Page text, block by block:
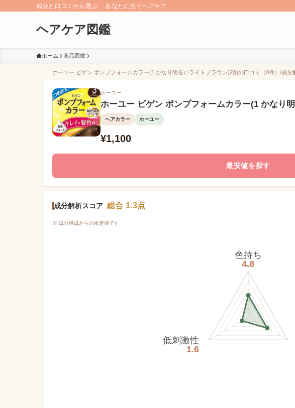
成分と口コミから選ぶ、 あなたに合うヘアケア
ヘアケア図鑑
ホーム 商品図鑑
ホーユー ビゲン ポンプフォームカラー(1 かなり明るいライトブラウン)2剤の口コミ（0件）/成分
ホーユー
ホーユー ビゲン ポンプフォームカラー(1 かなり
ヘアカラー ホーユー
¥1,100
最安値を探す
成分解析スコア 総合 1.3点
※ 成分構成からの推定値です
色持ち
4.8
低刺激性
1.6